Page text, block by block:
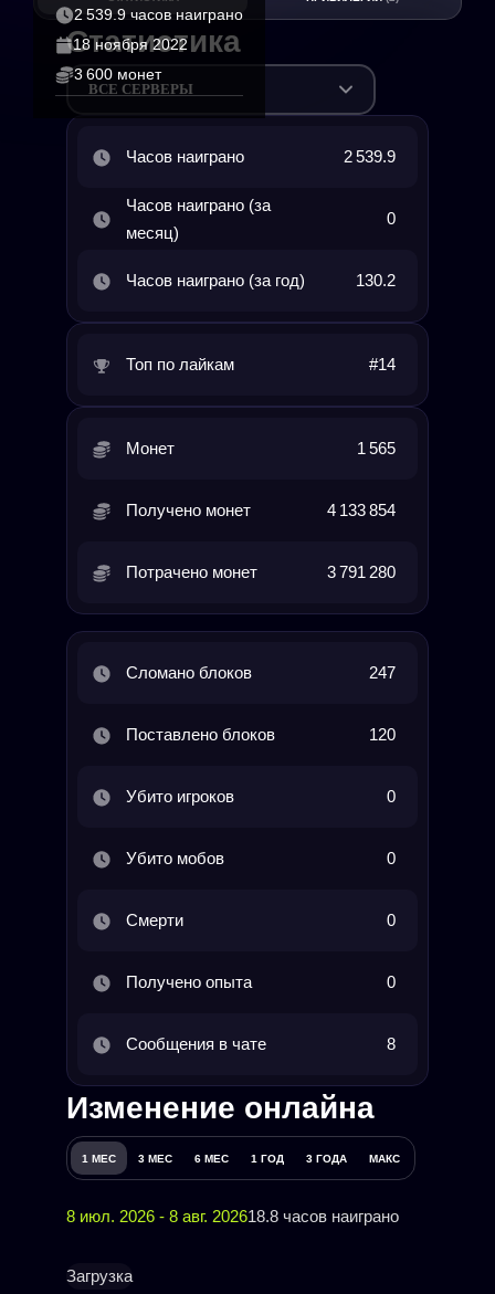
2 539.9 часов наиграно
18 ноября 2022
3 600 монет
Статистика
ВСЕ СЕРВЕРЫ
Часов наиграно 2 539.9
Часов наиграно (за
месяц)
0
Часов наиграно (за год) 130.2
Топ по лайкам #14
Монет 1 565
Получено монет 4 133 854
Потрачено монет 3 791 280
Сломано блоков 247
Поставлено блоков 120
Убито игроков 0
Убито мобов 0
Смерти 0
Получено опыта 0
Сообщения в чате 8
Изменение онлайна
1 МЕС 3 МЕС 6 МЕС 1 ГОД 3 ГОДА МАКС
8 июл. 2026 - 8 авг. 202618.8 часов наиграно
Загрузка